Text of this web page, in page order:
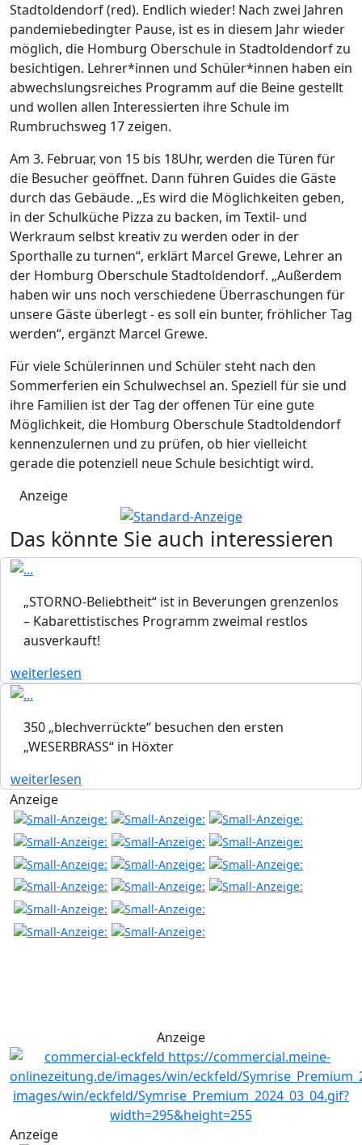
Stadtoldendorf (red). Endlich wieder! Nach zwei Jahren
pandemiebedingter Pause, ist es in diesem Jahr wieder
möglich, die Homburg Oberschule in Stadtoldendorf zu
besichtigen. Lehrer*innen und Schüler*innen haben ein
abwechslungsreiches Programm auf die Beine gestellt
und wollen allen Interessierten ihre Schule im
Rumbruchsweg 17 zeigen.
Am 3. Februar, von 15 bis 18Uhr, werden die Türen für
die Besucher geöffnet. Dann führen Guides die Gäste
durch das Gebäude. „Es wird die Möglichkeiten geben,
in der Schulküche Pizza zu backen, im Textil- und
Werkraum selbst kreativ zu werden oder in der
Sporthalle zu turnen“, erklärt Marcel Grewe, Lehrer an
der Homburg Oberschule Stadtoldendorf. „Außerdem
haben wir uns noch verschiedene Überraschungen für
unsere Gäste überlegt - es soll ein bunter, fröhlicher Tag
werden“, ergänzt Marcel Grewe.
Für viele Schülerinnen und Schüler steht nach den
Sommerferien ein Schulwechsel an. Speziell für sie und
ihre Familien ist der Tag der offenen Tür eine gute
Möglichkeit, die Homburg Oberschule Stadtoldendorf
kennenzulernen und zu prüfen, ob hier vielleicht
gerade die potenziell neue Schule besichtigt wird.
Anzeige
Das könnte Sie auch interessieren
„STORNO-Beliebtheit“ ist in Beverungen grenzenlos
– Kabarettistisches Programm zweimal restlos
ausverkauft!
weiterlesen
350 „blechverrückte“ besuchen den ersten
„WESERBRASS“ in Höxter
weiterlesen
Anzeige
Anzeige
Anzeige